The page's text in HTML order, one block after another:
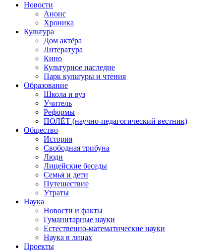
Новости
Анонс
Хроника
Культура
Дом актёра
Литература
Кино
Культурное наследие
Парк культуры и чтения
Образование
Школа и вуз
Учитель
Реформы
ПОЛЁТ (научно-педагогический вестник)
Общество
История
Свободная трибуна
Люди
Лицейские беседы
Семья и дети
Путешествие
Утраты
Наука
Новости и факты
Гуманитарные науки
Естественно-математические науки
Наука в лицах
Проекты